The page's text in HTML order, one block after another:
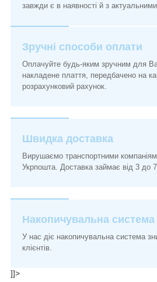
завжди є в наявності й з актуальними
Зручні способи оплати
Оплачуйте будь-яким зручним для
накладене плаття, передбачено на
розрахунковий рахунок.
Швидка доставка
Вирушаємо транспортними
Укрпошта. Доставка займає від 3 до
Накопичувальна
У нас діє накопичувальна система
клієнтів.
]]>